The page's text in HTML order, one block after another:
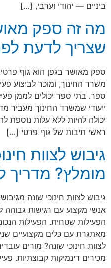
ביניים — יהודי וערבי, […]
מה זה ספק
שצריך לדעת
ספק מאושר בגפן הוא גוף
משרד החינוך, ומוכר לביצוע
ספר. בתי ספר יכולים לממן
ייעודי שמשרד החינוך
יכולה להיות ללא עלות נוספת
ראשי תיבות של גוף פרטי […]
גיבוש לצוות
מומלץ? מדריך
גיבוש לצוות חינוכי שונה
אנשי מקצוע עם רגישות גבוהה
הפעילות שטחית. הפעילות
מאתגרת עם כלים מקצועיים
לצוות חינוכי שונה? מורים
מכירים דינמיקות קבוצתיות.